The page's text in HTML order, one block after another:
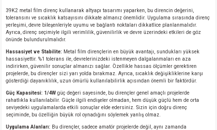
39K2 metal film direnç kullanarak altyapı tasarımı yaparken, bu direncin değerini,
toleransını ve sıcaklık katsayısını dikkate almanız önemlidir. Uygulama sırasında direnç
yerleşimi, devre bileşenleriyle uyumu ve bağlantı noktaları dikkatlice planlanmalıdır.
Ayrıca, direnç seçimiyle ilgili verimlilik, güvenilirlik ve devre üzerindeki etkileri de göz
önünde bulundurulmalıdır.
Hassasiyet ve Stabilite: Metal film dirençlerin en büyük avantajı, sundukları yüksek
hassasiyettir. %1 tolerans ile, devrelerinizdeki istenmeyen dalgalanmaları en aza
indirirken, güvenilir sonuçlar almanızı sağlar. Özellikle hassas ölçümler gerektiren
projelerde, bu dirençler sizi yarı yolda bırakmaz. Ayrıca, sıcaklık değişikliklerine karşı
gösterdiği dayanıklılık, uzun ömürlü kullanılabilirlik açısından önemli bir faktördür.
Güç Kapasitesi: 1/4Wgüç değeri sayesinde, bu dirençler genel amaçlı projelerde
rahatlıkla kullanılabilir. Güçle ilgili endişeler olmadan, hem düşük güçlü hem de orta
seviyedeki uygulamalarda etkili sonuçlar elde edersiniz. Sizin için doğru direnç
seçiminde, bu özelliğin büyük rol oynadığını söylemek yanlış olmaz.
Uygulama Alanları: Bu dirençler, sadece amatör projelerde değil, aynı zamanda